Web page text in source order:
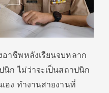
าชีพหลังเรียนจบหลาก
นิก ไม่ว่าจะเป็นสถาปนิก
อง ทำงานสายงานที่